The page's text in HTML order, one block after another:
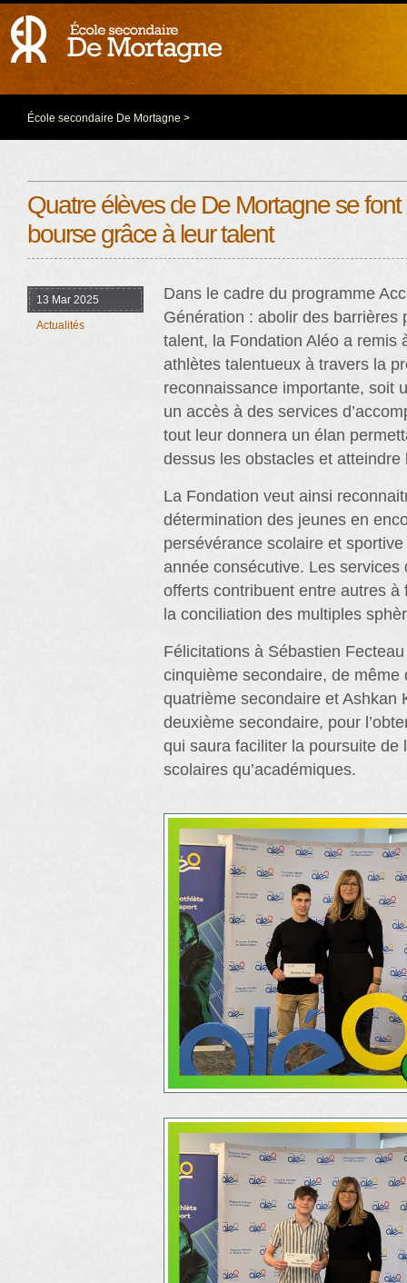
École secondaire De Mortagne >
Quatre élèves de De Mortagne se
bourse grâce à leur talent
13 Mar 2025
Actualités
Dans le cadre du programme
Génération : abolir des barrières
talent, la Fondation Aléo a remis
athlètes talentueux à travers la
reconnaissance importante, soit
un accès à des services
tout leur donnera un élan
dessus les obstacles et atteindre
La Fondation veut ainsi
détermination des jeunes en
persévérance scolaire et
année consécutive. Les services
offerts contribuent entre autres à
la conciliation des multiples
Félicitations à Sébastien
cinquième secondaire, de même
quatrième secondaire et Ashkan
deuxième secondaire, pour
qui saura faciliter la poursuite de
scolaires qu’académiques.